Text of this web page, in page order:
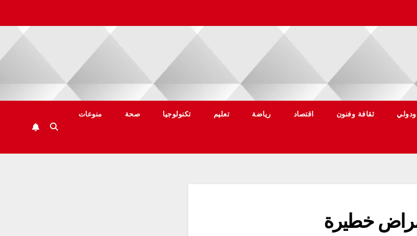
ثقافة وفنون اقتصاد رياضة تعليم تكنولوجيا صحة منوعات
خطيرة